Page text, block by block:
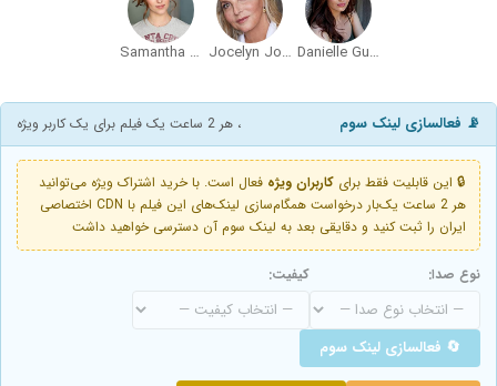
Danielle Guldin
Jocelyn Jones
Samantha Strelitz
📡 فعالسازی لینک سوم ، هر 2 ساعت یک فیلم برای یک کاربر ویژه
🔒 این قابلیت فقط برای کاربران ویژه فعال است. با خرید اشتراک ویژه می‌توانید
هر 2 ساعت یک‌بار درخواست همگام‌سازی لینک‌های این فیلم با CDN اختصاصی
ایران را ثبت کنید و دقایقی بعد به لینک سوم آن دسترسی خواهید داشت
نوع صدا: کیفیت:
🔄 فعالسازی لینک سوم